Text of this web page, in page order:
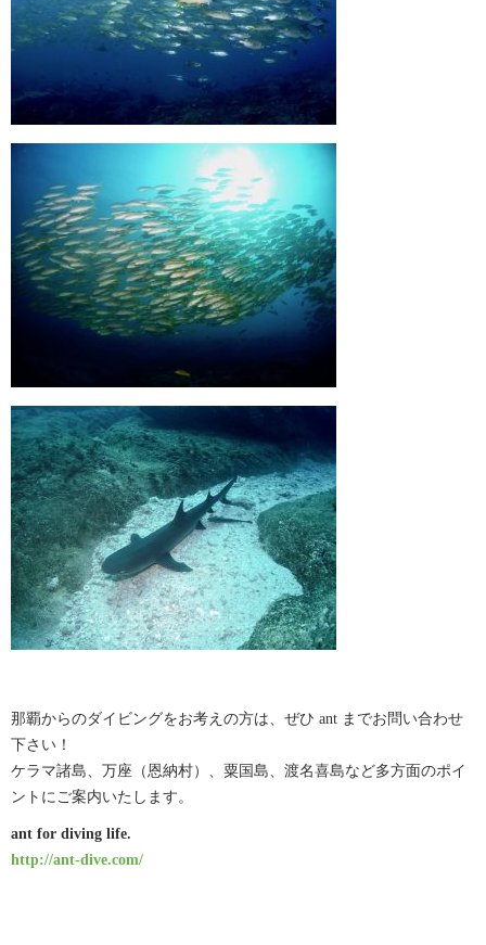
那覇からのダイビングをお考えの方は、ぜひ ant までお問い合わせ
下さい！
ケラマ諸島、万座（恩納村）、粟国島、渡名喜島など多方面のポイ
ントにご案内いたします。
ant for diving life.
http://ant-dive.com/